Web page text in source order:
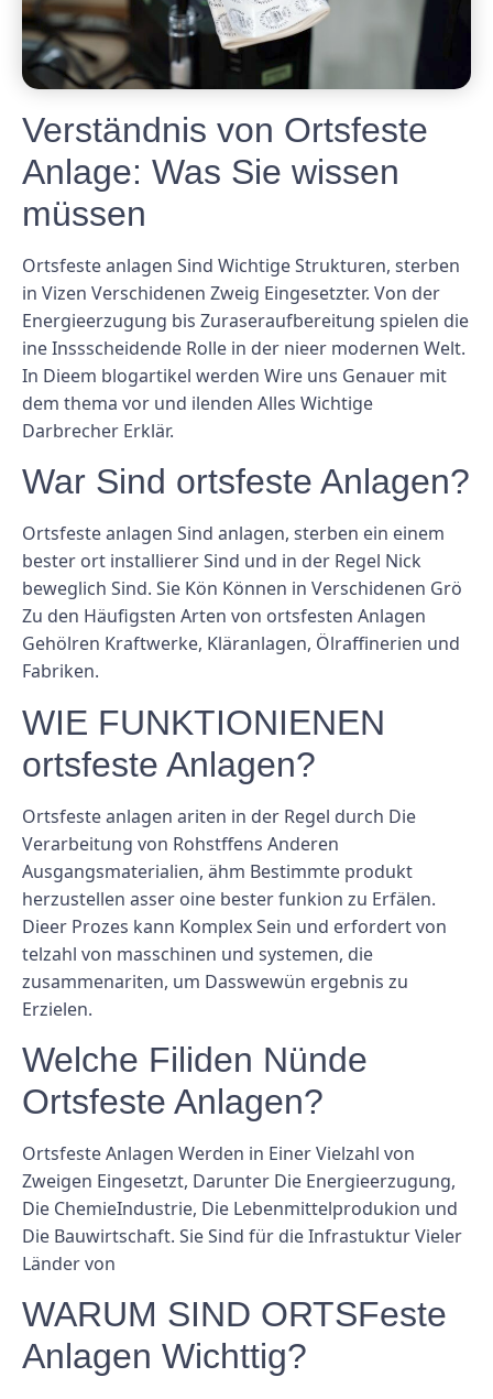
Verständnis von Ortsfeste
Anlage: Was Sie wissen
müssen
Ortsfeste anlagen Sind Wichtige Strukturen, sterben
in Vizen Verschidenen Zweig Eingesetzter. Von der
Energieerzugung bis Zuraseraufbereitung spielen die
ine Inssscheidende Rolle in der nieer modernen Welt.
In Dieem blogartikel werden Wire uns Genauer mit
dem thema vor und ilenden Alles Wichtige
Darbrecher Erklär.
War Sind ortsfeste Anlagen?
Ortsfeste anlagen Sind anlagen, sterben ein einem
bester ort installierer Sind und in der Regel Nick
beweglich Sind. Sie Kön Können in Verschidenen Grö
Zu den Häufigsten Arten von ortsfesten Anlagen
Gehölren Kraftwerke, Kläranlagen, Ölraffinerien und
Fabriken.
WIE FUNKTIONIENEN
ortsfeste Anlagen?
Ortsfeste anlagen ariten in der Regel durch Die
Verarbeitung von Rohstffens Anderen
Ausgangsmaterialien, ähm Bestimmte produkt
herzustellen asser oine bester funkion zu Erfälen.
Dieer Prozes kann Komplex Sein und erfordert von
telzahl von masschinen und systemen, die
zusammenariten, um Dasswewün ergebnis zu
Erzielen.
Welche Filiden Nünde
Ortsfeste Anlagen?
Ortsfeste Anlagen Werden in Einer Vielzahl von
Zweigen Eingesetzt, Darunter Die Energieerzugung,
Die ChemieIndustrie, Die Lebenmittelprodukion und
Die Bauwirtschaft. Sie Sind für die Infrastuktur Vieler
Länder von
WARUM SIND ORTSFeste
Anlagen Wichttig?